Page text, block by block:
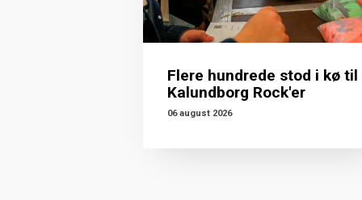
Flere hundrede stod i kø til
Kalundborg Rock'er
06 august 2026